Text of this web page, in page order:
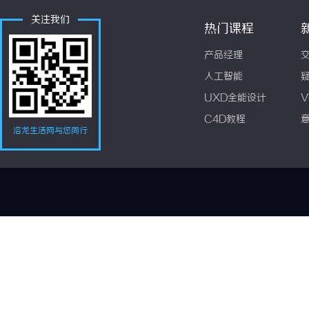
关注我们
洛龙生活网与您同行
热门课程
产品经理
人工智能
UXD全能设计
C4D教程